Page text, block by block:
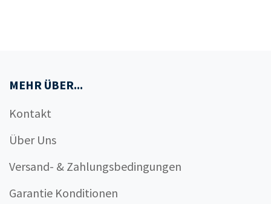
MEHR ÜBER...
Kontakt
Über Uns
Versand- & Zahlungsbedingungen
Garantie Konditionen